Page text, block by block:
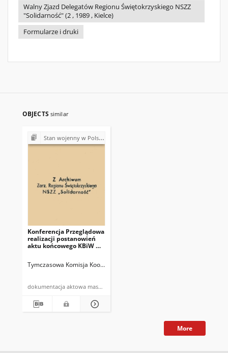
Walny Zjazd Delegatów Regionu Świętokrzyskiego NSZZ
"Solidarność" (2 , 1989 , Kielce)
Formularze i druki
OBJECTS similar
Stan wojenny w Polsce (1981-1983)
Konferencja Przeglądowa
realizacji postanowień
aktu końcowego KBiW w
Tymczasowa Komisja Koordynacyjna Zarządu Regionu
dokumentacja aktowa maszynopis powielony
More